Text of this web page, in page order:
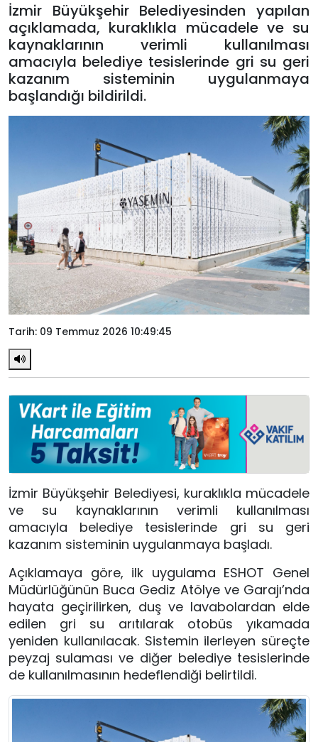
İzmir Büyükşehir Belediyesinden yapılan
açıklamada, kuraklıkla mücadele ve su
kaynaklarının verimli kullanılması
amacıyla belediye tesislerinde gri su geri
kazanım sisteminin uygulanmaya
başlandığı bildirildi.
Tarih: 09 Temmuz 2026 10:49:45
İzmir Büyükşehir Belediyesi, kuraklıkla mücadele
ve su kaynaklarının verimli kullanılması
amacıyla belediye tesislerinde gri su geri
kazanım sisteminin uygulanmaya başladı.
Açıklamaya göre, ilk uygulama ESHOT Genel
Müdürlüğünün Buca Gediz Atölye ve Garajı’nda
hayata geçirilirken, duş ve lavabolardan elde
edilen gri su arıtılarak otobüs yıkamada
yeniden kullanılacak. Sistemin ilerleyen süreçte
peyzaj sulaması ve diğer belediye tesislerinde
de kullanılmasının hedeflendiği belirtildi.